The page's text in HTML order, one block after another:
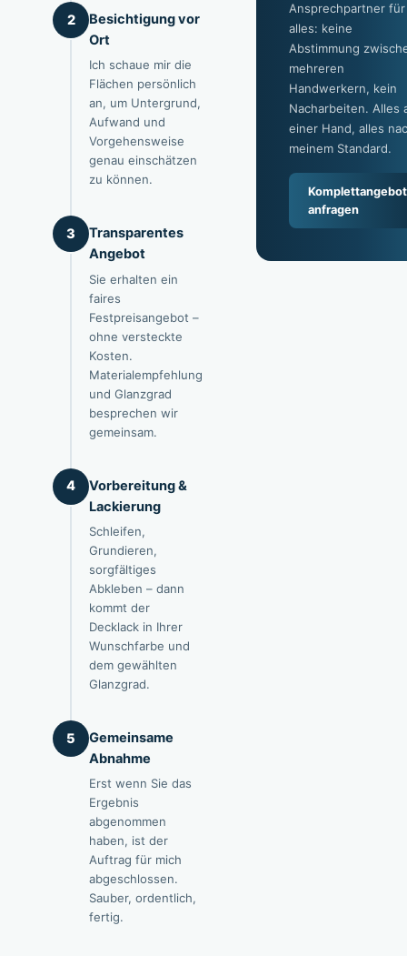
2
Besichtigung vor
Ort
Ich schaue mir die
Flächen persönlich
an, um Untergrund,
Aufwand und
Vorgehensweise
genau einschätzen
zu können.
3
Transparentes
Angebot
Sie erhalten ein
faires
Festpreisangebot –
ohne versteckte
Kosten.
Materialempfehlung
und Glanzgrad
besprechen wir
gemeinsam.
4
Vorbereitung &
Lackierung
Schleifen,
Grundieren,
sorgfältiges
Abkleben – dann
kommt der
Decklack in Ihrer
Wunschfarbe und
dem gewählten
Glanzgrad.
5
Gemeinsame
Abnahme
Erst wenn Sie das
Ergebnis
abgenommen
haben, ist der
Auftrag für mich
abgeschlossen.
Sauber, ordentlich,
fertig.
Ansprechpartner für
alles: keine
Abstimmung
mehreren
Handwerkern, kein
Nacharbeiten. Alles
einer Hand, alles
meinem Standard.
Komplettangebot
anfragen